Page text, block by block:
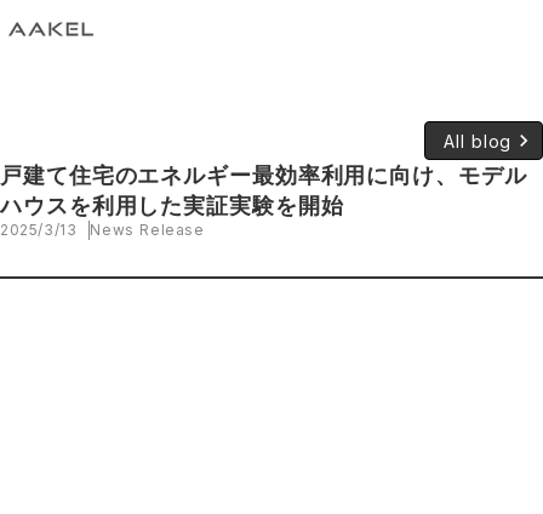
All blog keyboard_arrow_right
戸建て住宅のエネルギー最効率利用に向け、モデル
ハウスを利用した実証実験を開始
2025/3/13 News Release